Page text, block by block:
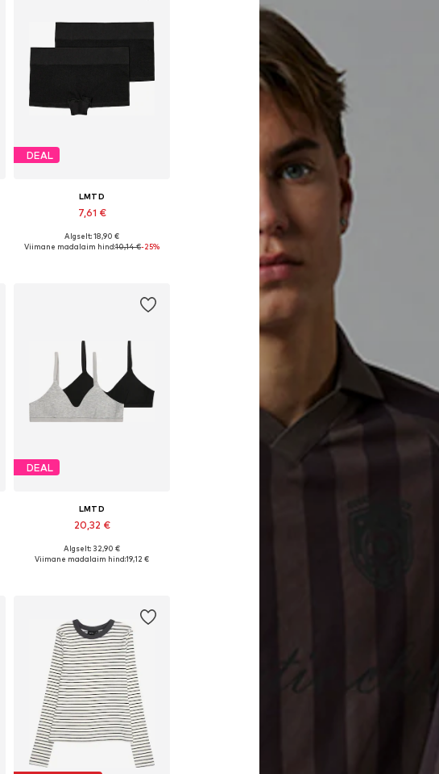
DEAL
LMTD
7,61 €
Algselt: 18,90 €
Viimane madalaim hind:10,14 €-25%
DEAL
LMTD
20,32 €
Saadaolevad suurused: 122-128
Algselt: 32,90 €
Viimane madalaim hind:19,12 €